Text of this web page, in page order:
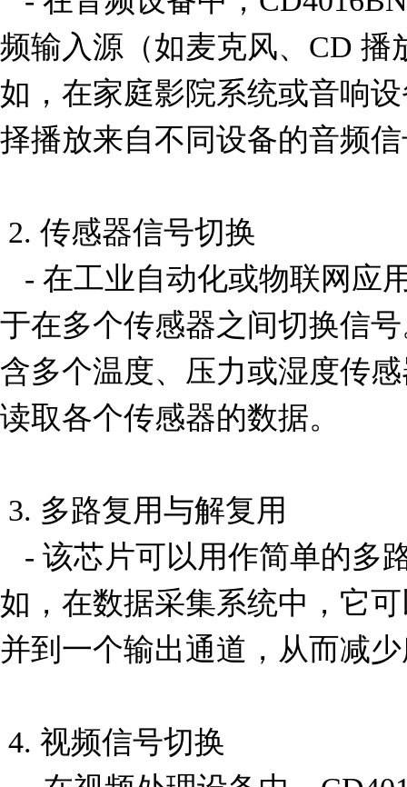
频输入源（如麦克风、CD 播
如，在家庭影院系统或音响
择播放来自不同设备的音频
于在多个传感器之间切换信
含多个温度、压力或湿度传
读取各个传感器的数据。
如，在数据采集系统中，它
并到一个输出通道，从而减